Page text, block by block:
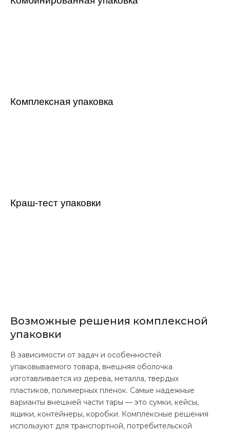
Комплексная упаковка
Краш-тест упаковки
Возможные решения комплексной
упаковки
В зависимости от задач и особенностей
упаковываемого товара, внешняя оболочка
изготавливается из дерева, металла, твердых
пластиков, полимерных пленок. Самые надежные
варианты внешней части тары — это сумки, кейсы,
ящики, контейнеры, коробки. Комплексные решения
используют для транспортной, потребительской